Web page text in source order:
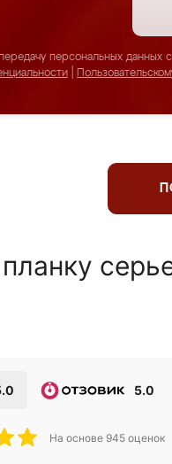
персональных данных
5.0
На основе 945 оценок